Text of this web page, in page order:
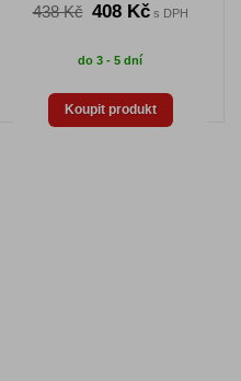
438 Kč 408 Kčs DPH
do 3 - 5 dní
Koupit produkt